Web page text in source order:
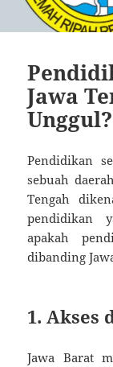
Jawa
Unggul?
Pendidikan
sebuah
Tengah
pendidikan
apakah
dibanding
1.Akses
Jawa Barat